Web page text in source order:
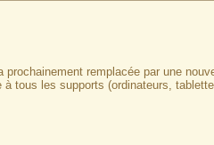
remplacée par une
tous les supports (ordinateurs,